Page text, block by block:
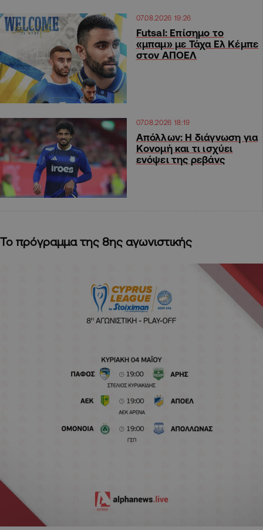
07.08.2026 19:26
Futsal: Επίσημο το
«μπαμ» με Τάχα Ελ Κέμπε
στον ΑΠΟΕΛ
07.08.2026 18:19
Απόλλων: Η διάγνωση για
Κονομή και τι ισχύει
ενόψει της ρεβάνς
Το πρόγραμμα της 8ης αγωνιστικής